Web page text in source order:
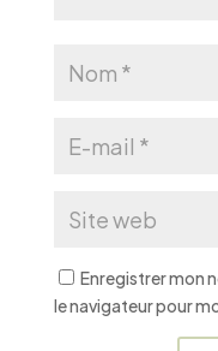
Enregistrer mon
le navigateur pour